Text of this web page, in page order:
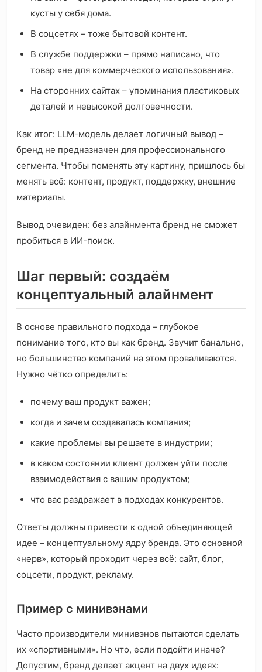
кусты у себя дома.
В соцсетях – тоже бытовой контент.
В службе поддержки – прямо написано, что
товар «не для коммерческого использования».
На сторонних сайтах – упоминания пластиковых
деталей и невысокой долговечности.
Как итог: LLM-модель делает логичный вывод –
бренд не предназначен для профессионального
сегмента. Чтобы поменять эту картину, пришлось бы
менять всё: контент, продукт, поддержку, внешние
материалы.
Вывод очевиден: без алайнмента бренд не сможет
пробиться в ИИ-поиск.
Шаг первый: создаём
концептуальный алайнмент
В основе правильного подхода – глубокое
понимание того, кто вы как бренд. Звучит банально,
но большинство компаний на этом проваливаются.
Нужно чётко определить:
почему ваш продукт важен;
когда и зачем создавалась компания;
какие проблемы вы решаете в индустрии;
в каком состоянии клиент должен уйти после
взаимодействия с вашим продуктом;
что вас раздражает в подходах конкурентов.
Ответы должны привести к одной объединяющей
идее – концептуальному ядру бренда. Это основной
«нерв», который проходит через всё: сайт, блог,
соцсети, продукт, рекламу.
Пример с минивэнами
Часто производители минивэнов пытаются сделать
их «спортивными». Но что, если подойти иначе?
Допустим, бренд делает акцент на двух идеях: